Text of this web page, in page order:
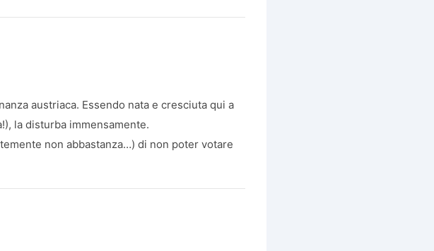
austriaca. Essendo nata e cresciuta qui a
la disturba immensamente.
non abbastanza…) di non poter votare